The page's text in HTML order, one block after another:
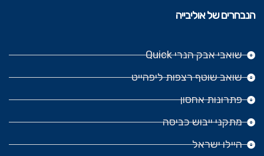
הנבחרים של אוליבייה
שואבי אבק הנרי Quick
שואב שוטף רצפות ליפהייט
פתרונות אחסון
מתקני ייבוש כביסה
היילו ישראל